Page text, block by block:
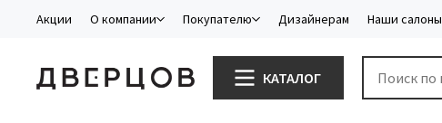
Акции О компании Покупателю Дизайнерам Наши салоны
КАТАЛОГ